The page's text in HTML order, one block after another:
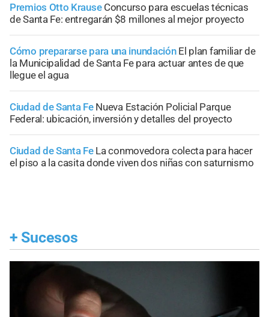
Premios Otto Krause Concurso para escuelas técnicas
de Santa Fe: entregarán $8 millones al mejor proyecto
Cómo prepararse para una inundación El plan familiar de
la Municipalidad de Santa Fe para actuar antes de que
llegue el agua
Ciudad de Santa Fe Nueva Estación Policial Parque
Federal: ubicación, inversión y detalles del proyecto
Ciudad de Santa Fe La conmovedora colecta para hacer
el piso a la casita donde viven dos niñas con saturnismo
+ Sucesos